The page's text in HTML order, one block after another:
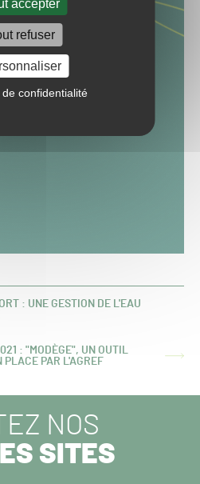
accepter
refuser
de confidentialité
: UNE GESTION DE L'EAU
: "MODÈGE", UN OUTIL
PLACE PAR L'AGREF
NOS
SITES